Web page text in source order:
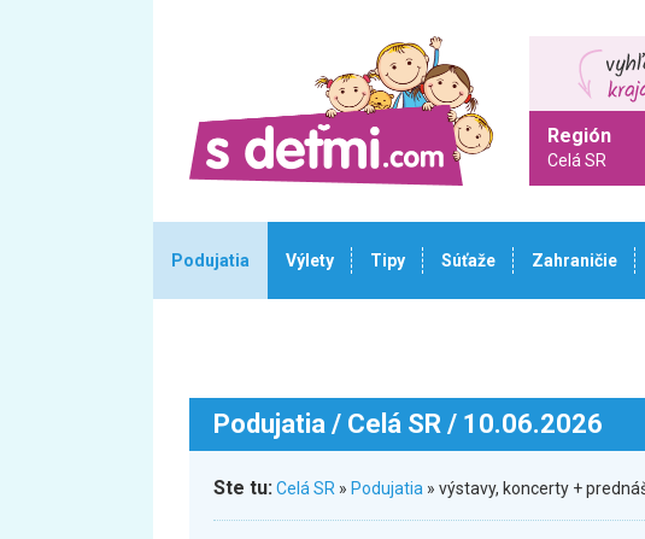
Región
Celá SR
Podujatia Výlety Tipy Súťaže Zahraničie
Podujatia / Celá SR / 10.06.2026
Ste tu:Celá SR » Podujatia » výstavy, koncerty +